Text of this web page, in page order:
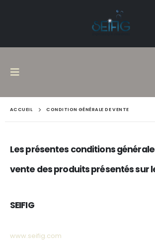
ACCUEIL CONDITION GÉNÉRALE DE VENTE
Les présentes conditions
vente des produits présentés sur
SEIFIG
www.seifig.com